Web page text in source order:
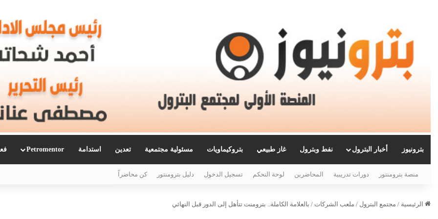
بترونيوز أخبار البترول نفط وبترول غاز طبيعي بتروكيماويات مسئولية مجتمعية تعدين استدامة Petromentor
منصة بترومنتور دورات تدريبية المحاضرين لوحة التحكم تسجيل الدخول دليل بترومنتور كن محاضراً
الرئيسية / مجتمع البترول / ملعب الشركات / بالعلامة الكاملة.. بترومنت تتأهل إلى الدور قبل النهائي